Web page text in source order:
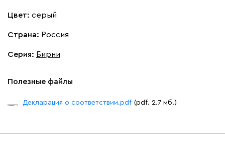
Цвет: серый
Страна: Россия
Серия: Бирни
Полезные файлы
Декларация о соответствии.pdf (pdf. 2.7 мб.)